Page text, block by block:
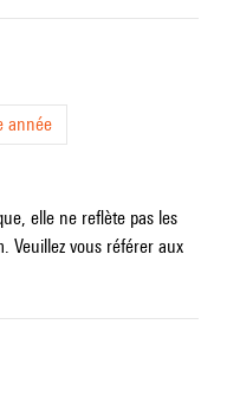
année
elle ne reflète pas les
Veuillez vous référer aux